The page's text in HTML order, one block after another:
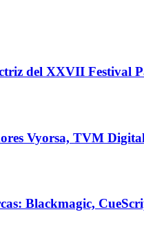
del XXVII Festival
Vyorsa, TVM
Blackmagic,